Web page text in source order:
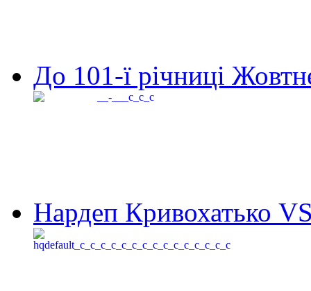
До 101-ї річниці
Нардеп Кривохатько